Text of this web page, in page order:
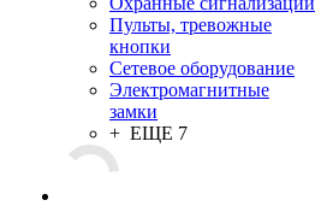
Пульты, тревожные
кнопки
Сетевое оборудование
Электромагнитные
замки
+ ЕЩЕ 7